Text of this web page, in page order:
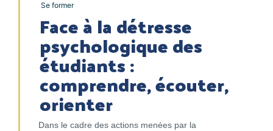
Se former
Face à la détresse
psychologique des
étudiants :
comprendre, écouter,
orienter
Dans le cadre des actions menées par la